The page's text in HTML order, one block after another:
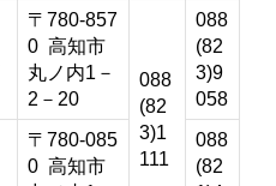
〒780-857
0 高知市
丸ノ内1－
2－20
088
(82
3)1
111
088
(82
3)9
058
〒780-085
0 高知市
088
(82